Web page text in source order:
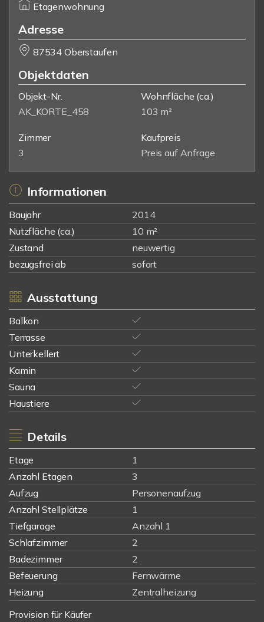
Etagenwohnung
Adresse
87534 Oberstaufen
Objektdaten
Objekt-Nr.
AK_KORTE_458
Wohnfläche (ca.)
103 m²
Zimmer
3
Kaufpreis
Preis auf Anfrage
Informationen
Baujahr
2014
Nutzfläche (ca.)
10 m²
Zustand
neuwertig
bezugsfrei ab
sofort
Ausstattung
Balkon
Terrasse
Unterkellert
Kamin
Sauna
Haustiere
Details
Etage
1
Anzahl Etagen
3
Aufzug
Personenaufzug
Anzahl Stellplätze
1
Tiefgarage
Anzahl 1
Schlafzimmer
2
Badezimmer
2
Befeuerung
Fernwärme
Heizung
Zentralheizung
Provision für Käufer